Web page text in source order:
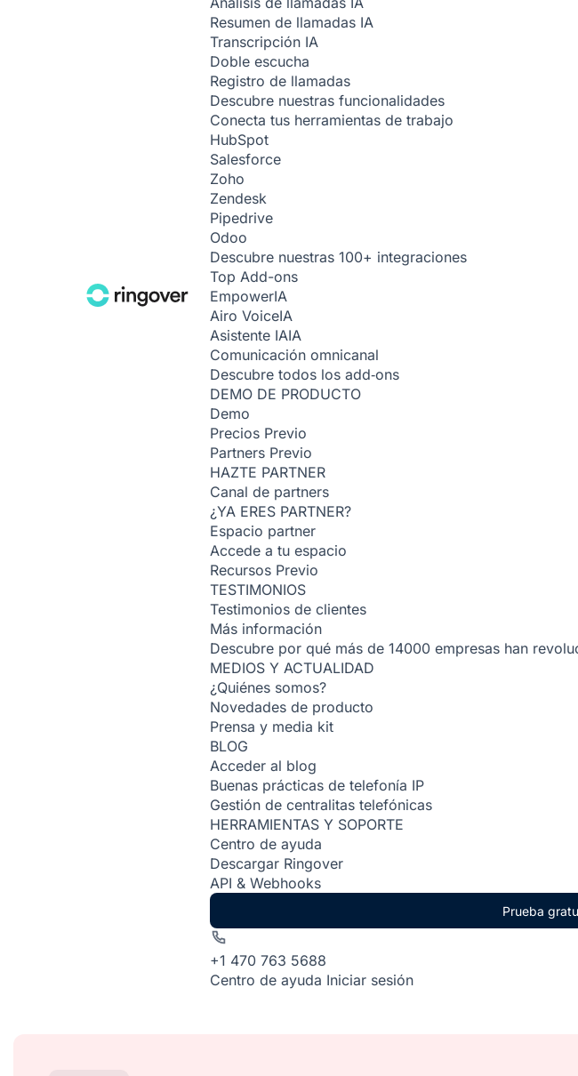
Resumen de llamadas IA
Transcripción IA
Doble escucha
Registro de llamadas
Descubre nuestras funcionalidades
Conecta tus herramientas de trabajo
HubSpot
Salesforce
Zoho
Zendesk
Pipedrive
Odoo
Descubre nuestras 100+ integraciones
Top Add-ons
EmpowerIA
Airo VoiceIA
Asistente IAIA
Comunicación omnicanal
Descubre todos los add‑ons
DEMO DE PRODUCTO
Demo
Precios Previo
Partners Previo
HAZTE PARTNER
Canal de partners
¿YA ERES PARTNER?
Espacio partner
Accede a tu espacio
Recursos Previo
TESTIMONIOS
Testimonios de clientes
Más información
Descubre por qué más de 14000 empresas han
MEDIOS Y ACTUALIDAD
¿Quiénes somos?
Novedades de producto
Prensa y media kit
BLOG
Acceder al blog
Buenas prácticas de telefonía IP
Gestión de centralitas telefónicas
HERRAMIENTAS Y SOPORTE
Centro de ayuda
Descargar Ringover
API & Webhooks
Prueba
+1 470 763 5688
Centro de ayuda Iniciar sesión